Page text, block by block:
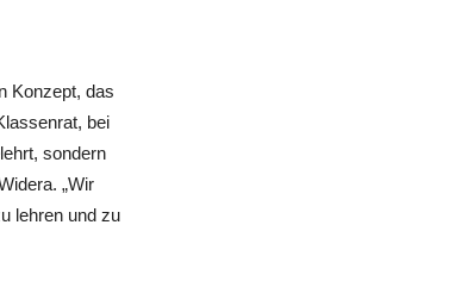
Konzept, das
bei
sondern
„Wir
lehren und zu